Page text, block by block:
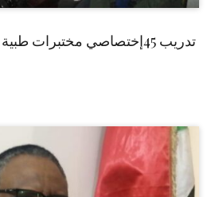
تدريب 45إختصاصي مختبرات